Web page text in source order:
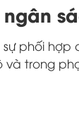
sự phối
và trong